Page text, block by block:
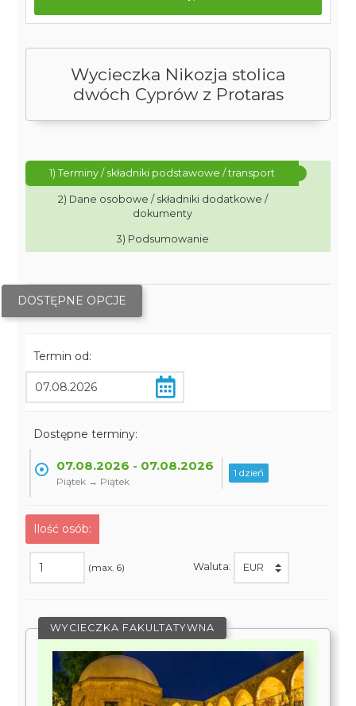
Wycieczka Nikozja stolica
dwóch Cyprów z Protaras
1) Terminy / składniki podstawowe / transport
2) Dane osobowe / składniki dodatkowe /
dokumenty
3) Podsumowanie
DOSTĘPNE OPCJE
Termin od:
Dostępne terminy:
07.08.2026 - 07.08.2026
Piątek → Piątek
1 dzień
Ilość osób:
(max. 6) Waluta:
WYCIECZKA FAKULTATYWNA